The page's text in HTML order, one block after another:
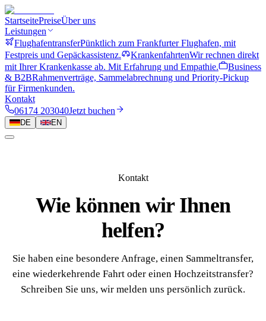
StartseitePreiseÜber uns
Leistungen
FlughafentransferPünktlich zum Frankfurter Flughafen, mit
Festpreis und Gepäckassistenz.
KrankenfahrtenWir rechnen direkt
mit Ihrer Krankenkasse ab. Mit Erfahrung und Empathie.
Business
& B2BRahmenverträge, Sammelabrechnung und Priority-Pickup
für Firmenkunden.
Kontakt
06174 203040Jetzt buchen
DE EN
Kontakt
Wie können wir Ihnen
helfen?
Sie haben eine besondere Anfrage, einen Sammeltransfer,
eine wiederkehrende Fahrt oder einen Hochzeitstransfer?
Schreiben Sie uns, wir melden uns persönlich zurück.